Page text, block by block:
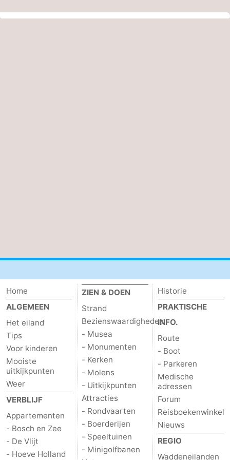
Home
ALGEMEEN
Het eiland
Tips
Voor kinderen
Mooiste
uitkijkpunten
Weer
VERBLIJF
Appartementen
- Bosch en Zee
- De Vlijt
- Hoeve Holland
ZIEN & DOEN
Strand
Bezienswaardigheden
- Musea
- Monumenten
- Kerken
- Molens
- Uitkijkpunten
Attracties
- Rondvaarten
- Boerderijen
- Speeltuinen
- Minigolfbanen
Historie
PRAKTISCHE
INFO.
Route
- Boot
- Parkeren
Medische
adressen
Forum
Reisboekenwinkel
Nieuws
REGIO
Waddeneilanden